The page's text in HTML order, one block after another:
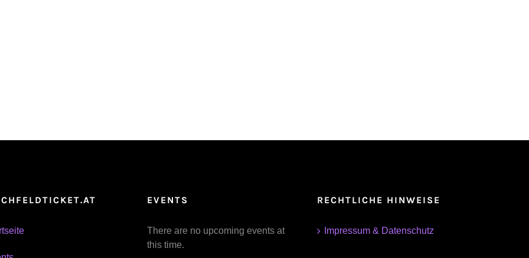
EVENTS
There are no upcoming events at
this time.
RECHTLICHE HINWEISE
Impressum & Datenschutz